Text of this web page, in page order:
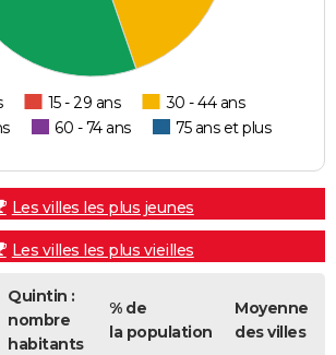
15 - 29 ans
30 - 44 ans
60 - 74 ans 75 ans et plus
Les villes les plus jeunes
Les villes les plus vieilles
Quintin :
nombre
habitants
% de
la population
Moyenne
des villes